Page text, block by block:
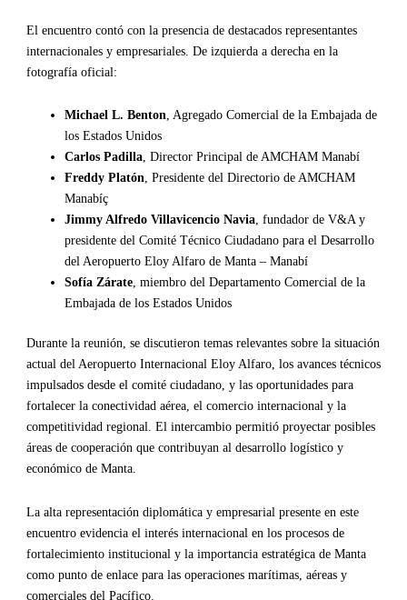
El encuentro contó con la presencia de destacados representantes
internacionales y empresariales. De izquierda a derecha en la
fotografía oficial:
Michael L. Benton, Agregado Comercial de la Embajada de
los Estados Unidos
Carlos Padilla, Director Principal de AMCHAM Manabí
Freddy Platón, Presidente del Directorio de AMCHAM
Manabíç
Jimmy Alfredo Villavicencio Navia, fundador de V&A y
presidente del Comité Técnico Ciudadano para el Desarrollo
del Aeropuerto Eloy Alfaro de Manta – Manabí
Sofía Zárate, miembro del Departamento Comercial de la
Embajada de los Estados Unidos
Durante la reunión, se discutieron temas relevantes sobre la situación
actual del Aeropuerto Internacional Eloy Alfaro, los avances técnicos
impulsados desde el comité ciudadano, y las oportunidades para
fortalecer la conectividad aérea, el comercio internacional y la
competitividad regional. El intercambio permitió proyectar posibles
áreas de cooperación que contribuyan al desarrollo logístico y
económico de Manta.
La alta representación diplomática y empresarial presente en este
encuentro evidencia el interés internacional en los procesos de
fortalecimiento institucional y la importancia estratégica de Manta
como punto de enlace para las operaciones marítimas, aéreas y
comerciales del Pacífico.